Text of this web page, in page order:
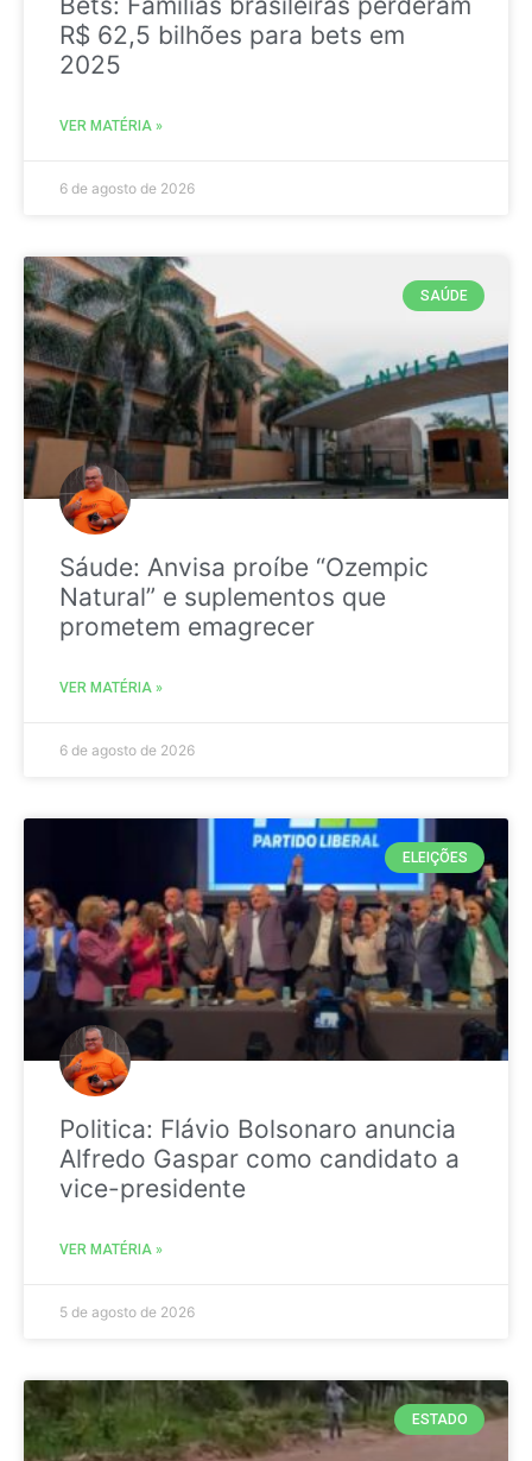
R$ 62,5 bilhões para bets em
2025
VER MATÉRIA »
6 de agosto de 2026
SAÚDE
Sáude: Anvisa proíbe “Ozempic
Natural” e suplementos que
prometem emagrecer
VER MATÉRIA »
6 de agosto de 2026
ELEIÇÕES
Politica: Flávio Bolsonaro anuncia
Alfredo Gaspar como candidato a
vice-presidente
VER MATÉRIA »
5 de agosto de 2026
ESTADO